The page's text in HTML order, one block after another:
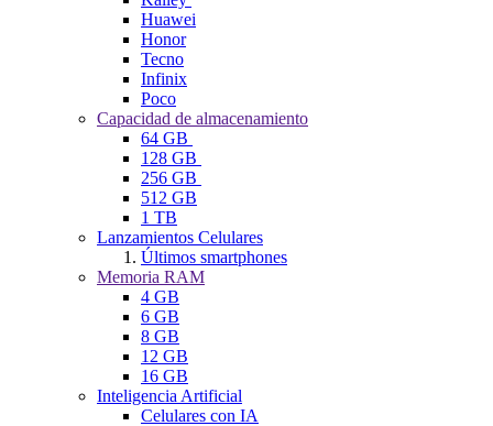
Huawei
Honor
Tecno
Infinix
Poco
Capacidad de almacenamiento
64 GB
128 GB
256 GB
512 GB
1 TB
Lanzamientos Celulares
Últimos smartphones
Memoria RAM
4 GB
6 GB
8 GB
12 GB
16 GB
Inteligencia Artificial
Celulares con IA